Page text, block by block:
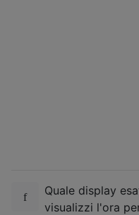
Quale display
visualizzi l'ora